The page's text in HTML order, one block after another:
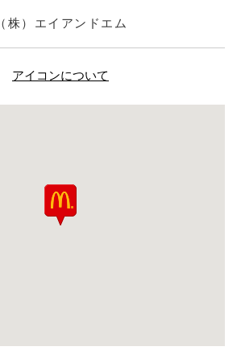
（株）エイアンドエム
アイコンについて